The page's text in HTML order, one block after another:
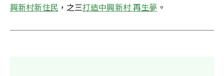
興新村新住民 ，之三打造中興新村 再生夢 。